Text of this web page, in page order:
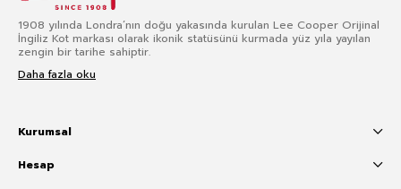
1908 yılında Londra’nın doğu yakasında kurulan Lee Cooper Orijinal
İngiliz Kot markası olarak ikonik statüsünü kurmada yüz yıla yayılan
zengin bir tarihe sahiptir.
Daha fazla oku
Kurumsal
Hesap